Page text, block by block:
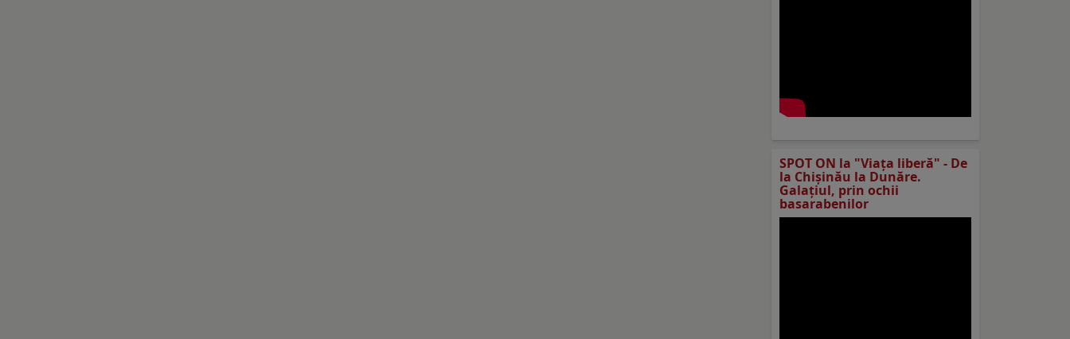
SPOT ON la "Viaţa liberă" - De
la Chișinău la Dunăre.
Galațiul, prin ochii
basarabenilor